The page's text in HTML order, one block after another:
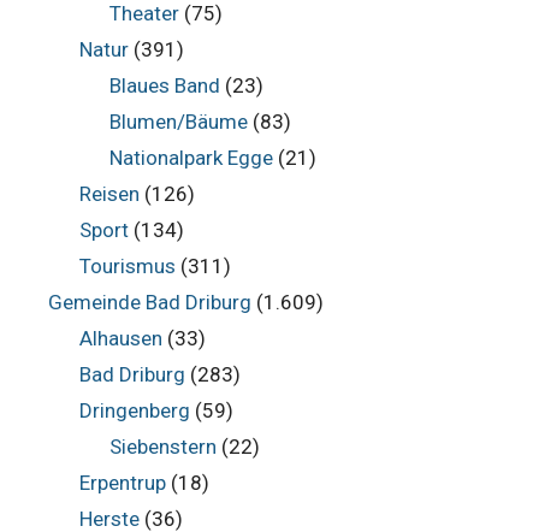
Theater (75)
Natur(391)
Blaues Band (23)
Blumen/Bäume (83)
Nationalpark Egge (21)
Reisen (126)
Sport(134)
Tourismus (311)
Gemeinde Bad Driburg (1.609)
Alhausen (33)
Bad Driburg (283)
Dringenberg (59)
Siebenstern (22)
Erpentrup(18)
Herste(36)